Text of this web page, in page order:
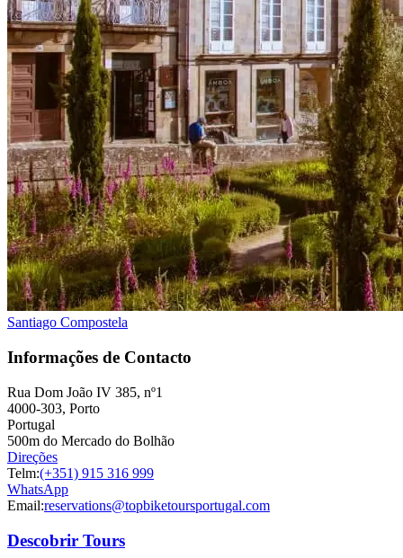
Porto a Lisboa Tour em Bicicleta - Top Bike Tours
13 Dias| 2/5
Santiago Compostela
Informações de Contacto
Rua Dom João IV 385, nº1
4000-303, Porto
Portugal
500m do Mercado do Bolhão
Direções
Telm:(+351) 915 316 999
WhatsApp
Email:reservations@topbiketoursportugal.com
Descobrir Tours